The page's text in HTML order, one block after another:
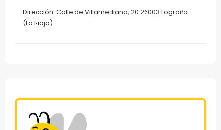
Dirección: Calle de Villamediana, 20 26003 Logroño
(La Rioja)